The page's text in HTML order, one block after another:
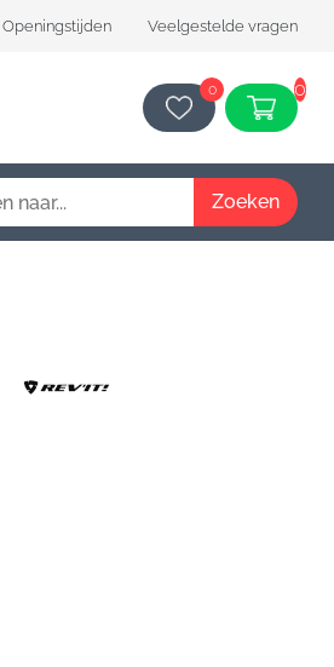
Openingstijden Veelgestelde vragen
0 0